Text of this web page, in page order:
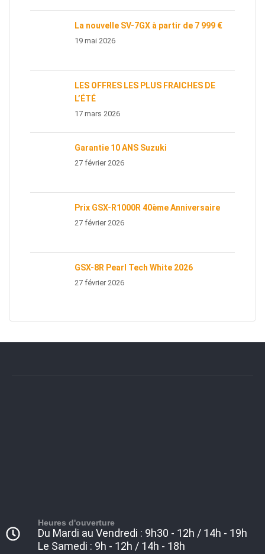
La nouvelle SV-7GX à partir de 7 999 €
19 mai 2026
LES OFFRES LES PLUS FRAICHES DE
L’ÉTÉ
17 mars 2026
Garantie 10 ANS Suzuki
27 février 2026
Prix GSX-R1000R 40ème Anniversaire
27 février 2026
GSX-8R Pearl Tech White 2026
27 février 2026
Heures d'ouverture
Du Mardi au Vendredi : 9h30 - 12h / 14h - 19h
Le Samedi : 9h - 12h / 14h - 18h